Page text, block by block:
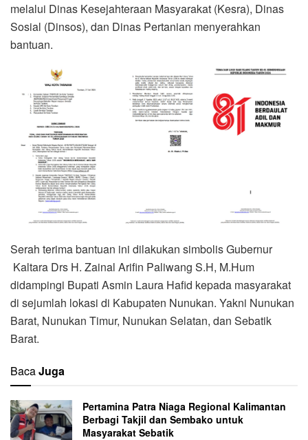
melalui Dinas Kesejahteraan Masyarakat (Kesra), Dinas
Sosial (Dinsos), dan Dinas Pertanian menyerahkan
bantuan.
Serah terima bantuan ini dilakukan simbolis Gubernur
Kaltara Drs H. Zainal Arifin Paliwang S.H, M.Hum
didampingi Bupati Asmin Laura Hafid kepada masyarakat
di sejumlah lokasi di Kabupaten Nunukan. Yakni Nunukan
Barat, Nunukan Timur, Nunukan Selatan, dan Sebatik
Barat.
BacaJuga
Pertamina Patra Niaga Regional Kalimantan
Berbagi Takjil dan Sembako untuk
Masyarakat Sebatik